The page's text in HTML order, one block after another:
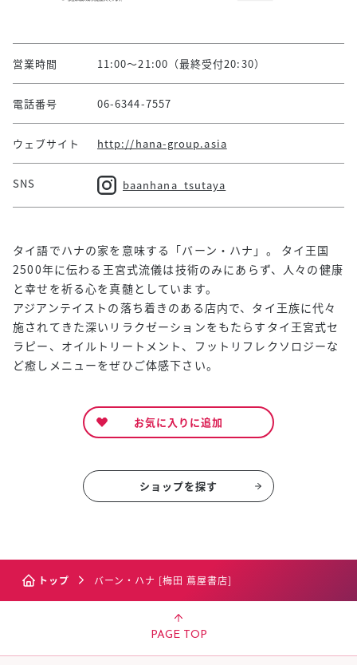
営業時間 11:00～21:00（最終受付20:30）
電話番号 06-6344-7557
ウェブサイト http://hana-group.asia
SNS baanhana_tsutaya
タイ語でハナの家を意味する「バーン・ハナ」。 タイ王国
2500年に伝わる王宮式流儀は技術のみにあらず、人々の健康
と幸せを祈る心を真髄としています。
アジアンテイストの落ち着きのある店内で、タイ王族に代々
施されてきた深いリラクゼーションをもたらすタイ王宮式セ
ラピー、オイルトリートメント、フットリフレクソロジーな
ど癒しメニューをぜひご体感下さい。
お気に入りに追加
ショップを探す
トップ バーン・ハナ [梅田 蔦屋書店]
PAGE TOP